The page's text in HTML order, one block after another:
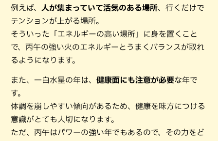
例えば、 人が集まっていて活気のある場所、行くだけで
テンションが上がる場所。
そういった「エネルギーの高い場所」に身を置くこと
で、丙午の強い火のエネルギーとうまくバランスが取れ
るようになります。
また、一白水星の年は、 健康面にも注意が必要な年で
す。
体調を崩しやすい傾向があるため、健康を味方につける
意識がとても大切になります。
ただ、丙午はパワーの強い年でもあるので、その力をど